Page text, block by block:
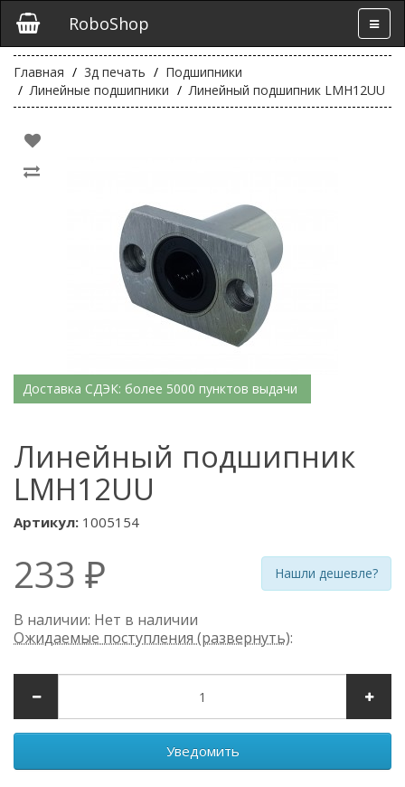
RoboShop
Главная 3д печать
Подшипники
Линейные подшипники
Линейный подшипник LMH12UU
Доставка СДЭК: более 5000 пунктов выдачи
Линейный подшипник
LMH12UU
Артикул: 1005154
233 ₽ Нашли дешевле?
В наличии: Нет в наличии
Ожидаемые поступления (развернуть):
Уведомить